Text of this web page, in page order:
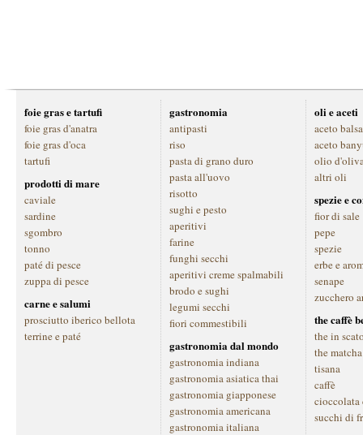
foie gras e tartufi
foie gras d'anatra
foie gras d'oca
tartufi
prodotti di mare
caviale
sardine
sgombro
tonno
paté di pesce
zuppa di pesce
carne e salumi
prosciutto iberico bellota
terrine e paté
gastronomia
antipasti
riso
pasta di grano duro
pasta all'uovo
risotto
sughi e pesto
aperitivi
farine
funghi secchi
aperitivi creme spalmabili
brodo e sughi
legumi secchi
fiori commestibili
gastronomia dal mondo
gastronomia indiana
gastronomia asiatica thai
gastronomia giapponese
gastronomia americana
gastronomia italiana
oli e aceti
aceto
aceto
olio
altri oli
spezie e
fior di sale
pepe
spezie
erbe e
senape
zucchero
the caffè
the in
the matcha
tisana
caffè
cioccolata
succhi di